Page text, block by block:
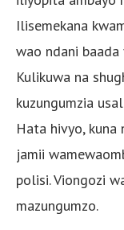
Ilisemekana
wao ndani
Kulikuwa na
kuzungumzia
Hata hivyo, kuna
jamii
polisi. Viongozi
mazungumzo.